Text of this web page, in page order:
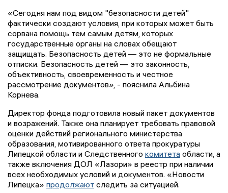
«Сегодня нам под видом "безопасности детей"
фактически создают условия, при которых может быть
сорвана помощь тем самым детям, которых
государственные органы на словах обещают
защищать. Безопасность детей — это не формальные
отписки. Безопасность детей — это законность,
объективность, своевременность и честное
рассмотрение документов», - пояснила Альбина
Корнева.
Директор фонда подготовила новый пакет документов
и возражений. Также она планирует требовать правовой
оценки действий регионального министерства
образования, мотивированного ответа прокуратуры
Липецкой области и Следственного комитета области, а
также включения ДОЛ «Лазори» в реестр при наличии
всех необходимых условий и документов. «Новости
Липецка» продолжают следить за ситуацией.